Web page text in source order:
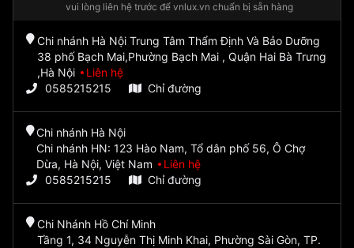
vui lòng liên hệ trước để vnlux.vn chuẩn bị sẵn hàng
Chi nhánh Hà Nội Trung Tâm Thẩm Định Và Bảo Dưỡng
38 phố Bạch Mai,Phường Bạch Mai , Quận Hai Bà Trưng
,Hà Nội
Liên hệ
0585215215
Chỉ đường
Chi nhánh Hà Nội
Chi nhánh HN: 123 Hào Nam, Tổ dân phố 56, Ô Chợ
Dừa, Hà Nội, Việt Nam
Liên hệ
0585215215
Chỉ đường
Chi Nhánh Hồ Chí Minh
Tầng 1, 34 Nguyễn Thị Minh Khai, Phường Sài Gòn, TP.